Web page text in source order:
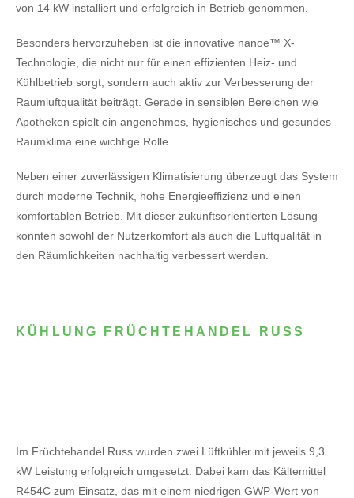
von 14 kW installiert und erfolgreich in Betrieb genommen.
Besonders hervorzuheben ist die innovative nanoe™ X-
Technologie, die nicht nur für einen effizienten Heiz- und
Kühlbetrieb sorgt, sondern auch aktiv zur Verbesserung der
Raumluftqualität beiträgt. Gerade in sensiblen Bereichen wie
Apotheken spielt ein angenehmes, hygienisches und gesundes
Raumklima eine wichtige Rolle.
Neben einer zuverlässigen Klimatisierung überzeugt das System
durch moderne Technik, hohe Energieeffizienz und einen
komfortablen Betrieb. Mit dieser zukunftsorientierten Lösung
konnten sowohl der Nutzerkomfort als auch die Luftqualität in
den Räumlichkeiten nachhaltig verbessert werden.
KÜHLUNG FRÜCHTEHANDEL RUSS
Im Früchtehandel Russ wurden zwei Lüftkühler mit jeweils 9,3
kW Leistung erfolgreich umgesetzt. Dabei kam das Kältemittel
R454C zum Einsatz, das mit einem niedrigen GWP-Wert von